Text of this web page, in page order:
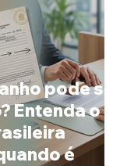
pode ser
Entenda o
é